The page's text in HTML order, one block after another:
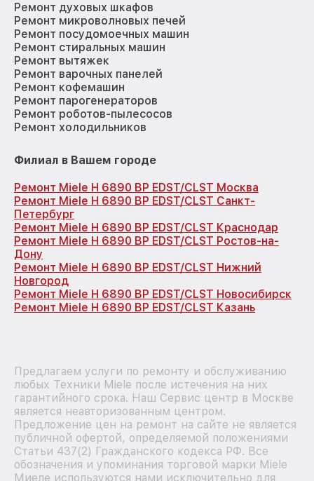
Ремонт духовых шкафов
Ремонт микроволновых печей
Ремонт посудомоечных машин
Ремонт стиральных машин
Ремонт вытяжек
Ремонт варочных панелей
Ремонт кофемашин
Ремонт парогенераторов
Ремонт роботов-пылесосов
Ремонт холодильников
Филиал в Вашем городе
Ремонт Miele H 6890 BP EDST/CLST Москва
Ремонт Miele H 6890 BP EDST/CLST Санкт-
Петербург
Ремонт Miele H 6890 BP EDST/CLST Краснодар
Ремонт Miele H 6890 BP EDST/CLST Ростов-на-
Дону
Ремонт Miele H 6890 BP EDST/CLST Нижний
Новгород
Ремонт Miele H 6890 BP EDST/CLST Новосибирск
Ремонт Miele H 6890 BP EDST/CLST Казань
Предлагаем услуги по ремонту и обслуживанию
любых Техники Miele после истечения на них
гарантийного срока. Наш Сервис центр в Москве
является неавторизованным центром.
Предложение цен на ремонт на сайте не является
публичной офертой, определяемой положениями
Статьи 437(2) Гражданского кодекса РФ. Все
обозначения и упоминания торговой марки Miele
Миеле используются нами исключительно для